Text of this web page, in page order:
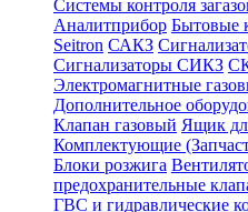
Системы контроля
Аналитприбор Бытовые
Seitron САКЗ
Сигнализаторы СИКЗ
Электромагнитные
Дополнительное
Клапан газовый Ящик
Комплектующие
Блоки розжига
предохранительные
ГВС и гидравлические